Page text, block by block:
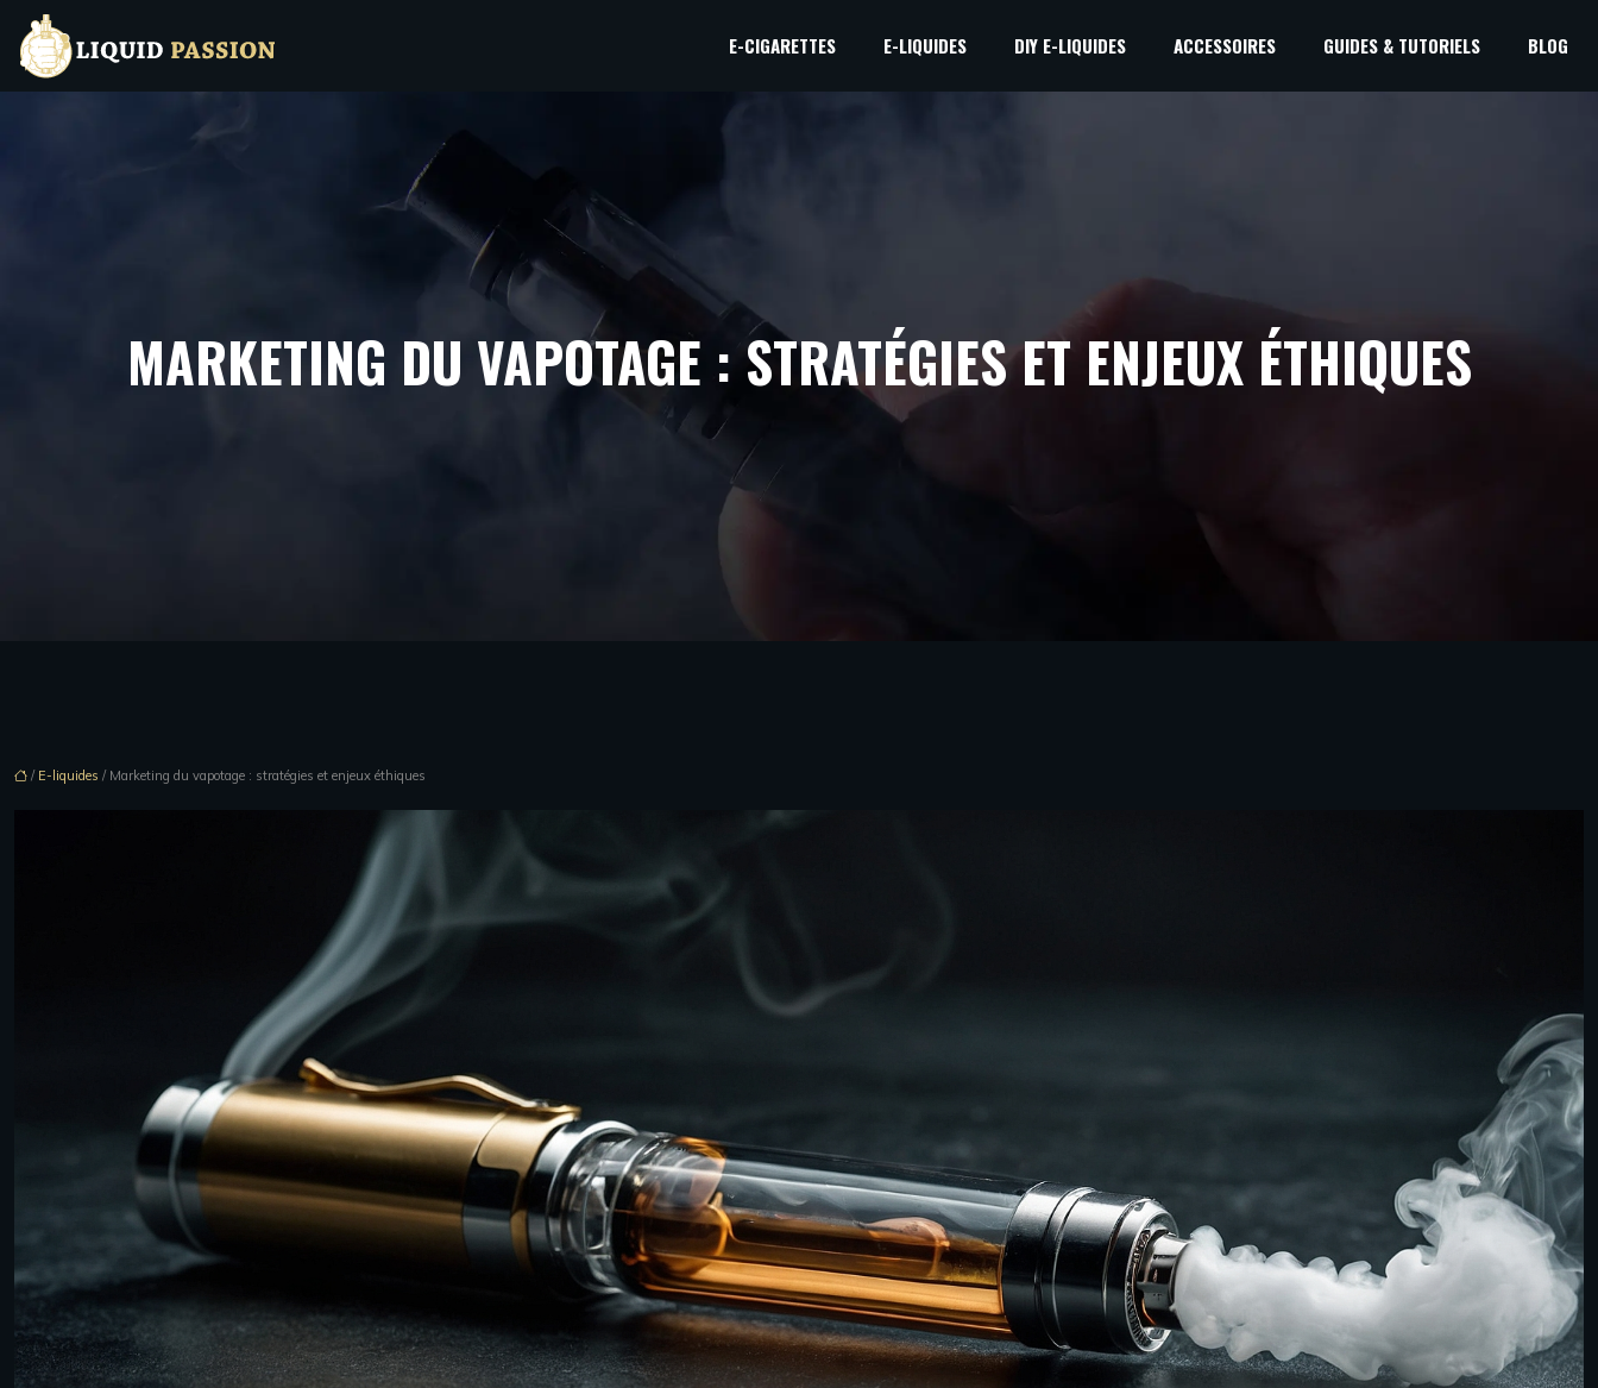
E-CIGARETTES E-LIQUIDES DIY E-LIQUIDES ACCESSOIRES GUIDES & TUTORIELS BLOG
MARKETING DU VAPOTAGE : STRATÉGIES ET ENJEUX ÉTHIQUES
/ E-liquides / Marketing du vapotage : stratégies et enjeux éthiques